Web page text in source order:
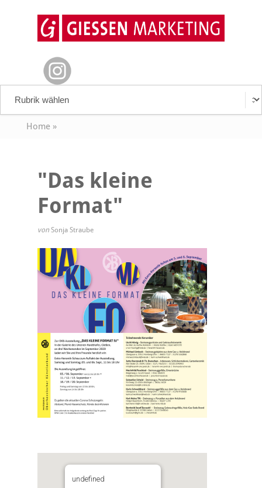
Home»
"Das kleine
Format"
von Sonja Straube
undefined